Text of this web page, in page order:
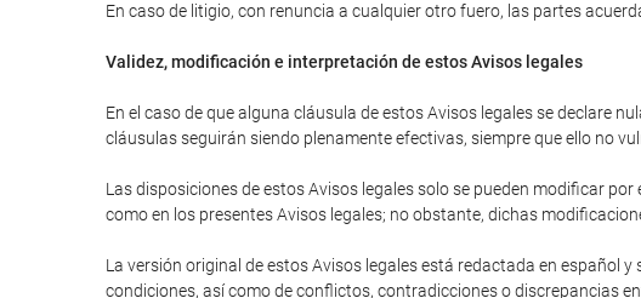
En caso de litigio, con renuncia a cualquier otro fuero, las partes
Validez, modificación e interpretación de estos Avisos legales
En el caso de que alguna cláusula de estos Avisos legales se declare
cláusulas seguirán siendo plenamente efectivas, siempre que ello no
Las disposiciones de estos Avisos legales solo se pueden modificar
como en los presentes Avisos legales; no obstante, dichas
La versión original de estos Avisos legales está redactada en español
condiciones, así como de conflictos, contradicciones o discrepancias